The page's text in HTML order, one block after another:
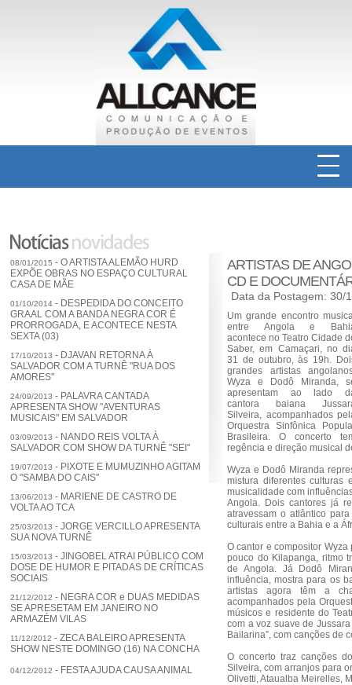
QUEM SOMOS
SERVIÇOS EM COMUNICAÇÃO
PRODUÇÃO DE EVENTOS
PORTIFÓLIO
CONTATO
08/01/2015 - O ARTISTA ALEMÃO HURD
EXPÕE OBRAS NO ESPAÇO CULTURAL
CASA DE MÃE
01/10/2014 - DESPEDIDA DO CONCEITO
GRAAL COM A BANDA NEGRA COR É
PRORROGADA, E ACONTECE NESTA
SEXTA (03)
17/10/2013 - DJAVAN RETORNA À
SALVADOR COM A TURNÊ "RUA DOS
AMORES"
24/09/2013 - PALAVRA CANTADA
APRESENTA SHOW "AVENTURAS
MUSICAIS" EM SALVADOR
03/09/2013 - NANDO REIS VOLTA À
SALVADOR COM SHOW DA TURNÊ "SEI"
19/07/2013 - PIXOTE E MUMUZINHO AGITAM
O "SAMBA DO CAIS"
13/06/2013 - MARIENE DE CASTRO DE
VOLTA AO TCA
25/03/2013 - JORGE VERCILLO APRESENTA
SUA NOVA TURNÊ
15/03/2013 - JINGOBEL ATRAI PÚBLICO COM
DOSE DE HUMOR E PITADAS DE CRÍTICAS
SOCIAIS
21/12/2012 - NEGRA COR e DUAS MEDIDAS
SE APRESETAM EM JANEIRO NO
ARMAZÉM VILAS
11/12/2012 - ZECA BALEIRO APRESENTA
SHOW NESTE DOMINGO (16) NA CONCHA
04/12/2012 - FESTA AJUDA CAUSA ANIMAL
ARTISTAS DE
CD E
Data da Postagem: 30/
Um grande encontro
entre Angola e
acontece no Teatro Cidade
Saber, em Camaçari, no
31 de outubro, às 19h.
grandes artistas
Wyza e Dodô Miranda,
apresentam ao lado
cantora baiana
Silveira, acompanhados
Orquestra Sinfônica
Brasileira. O concerto
regência e direção musical
Wyza e Dodô Miranda
mistura diferentes culturas
musicalidade com
Angola. Dois cantores já
atravessam o atlântico
culturais entre a Bahia e a
O cantor e compositor
pouco do Kilapanga, ritmo
de Angola. Já Dodô
influência, mostra para os
artistas agora têm a
acompanhados pela
músicos e residente do
com a voz suave de
Bailarina”, com canções de
O concerto traz canções
Silveira, com arranjos para
Olivetti, Ataualba Meirelles,